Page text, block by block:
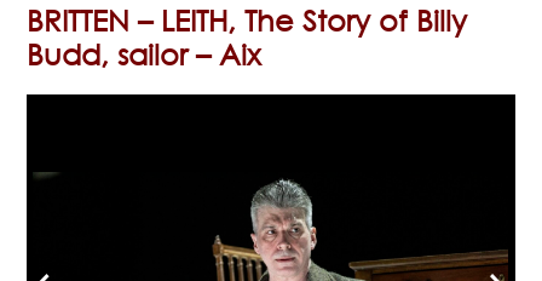
BRITTEN – LEITH, The Story of Billy
Budd, sailor – Aix